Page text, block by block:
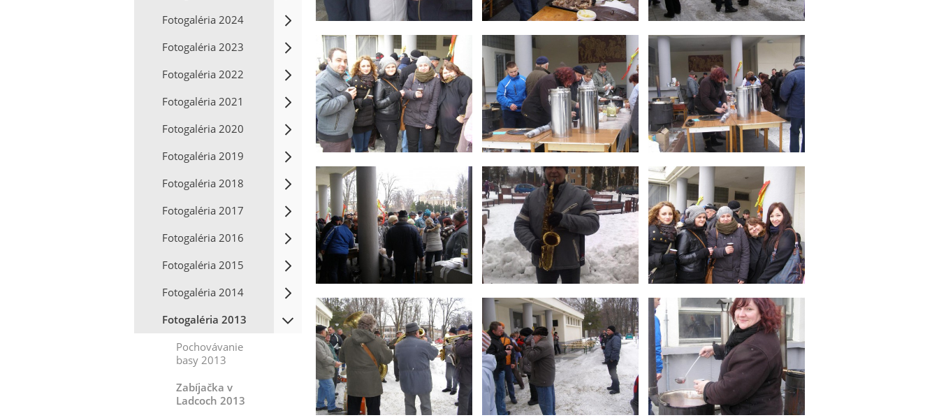
Fotogaléria 2024
Fotogaléria 2023
Fotogaléria 2022
Fotogaléria 2021
Fotogaléria 2020
Fotogaléria 2019
Fotogaléria 2018
Fotogaléria 2017
Fotogaléria 2016
Fotogaléria 2015
Fotogaléria 2014
Fotogaléria 2013
Pochovávanie
basy 2013
Zabíjačka v
Ladcoch 2013